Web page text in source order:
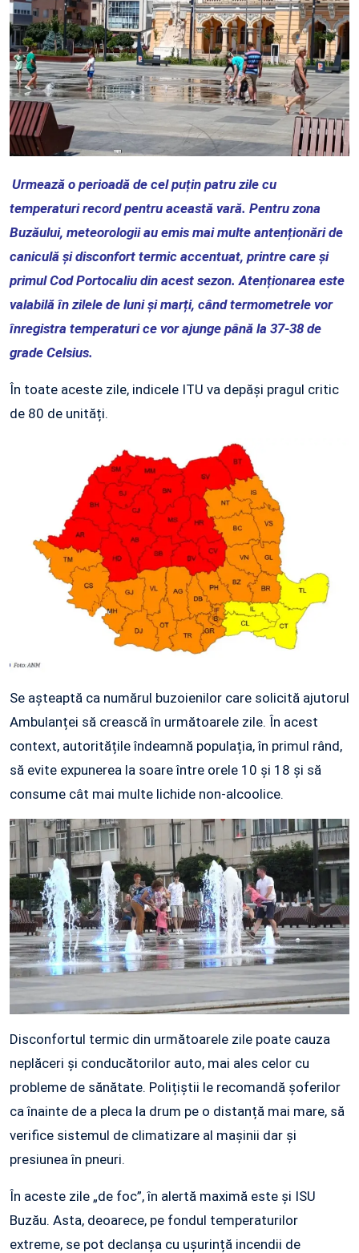
Urmează o perioadă de cel puțin patru zile cu
temperaturi record pentru această vară. Pentru zona
Buzăului, meteorologii au emis mai multe antenționări de
caniculă și disconfort termic accentuat, printre care și
primul Cod Portocaliu din acest sezon. Atenționarea este
valabilă în zilele de luni și marți, când termometrele vor
înregistra temperaturi ce vor ajunge până la 37-38 de
grade Celsius.
În toate aceste zile, indicele ITU va depăși pragul critic
de 80 de unități.
Se așteaptă ca numărul buzoienilor care solicită ajutorul
Ambulanței să crească în următoarele zile. În acest
context, autoritățile îndeamnă populația, în primul rând,
să evite expunerea la soare între orele 10 și 18 și să
consume cât mai multe lichide non-alcoolice.
Disconfortul termic din următoarele zile poate cauza
neplăceri și conducătorilor auto, mai ales celor cu
probleme de sănătate. Polițiștii le recomandă șoferilor
ca înainte de a pleca la drum pe o distanță mai mare, să
verifice sistemul de climatizare al mașinii dar și
presiunea în pneuri.
În aceste zile „de foc”, în alertă maximă este și ISU
Buzău. Asta, deoarece, pe fondul temperaturilor
extreme, se pot declanșa cu ușurință incendii de